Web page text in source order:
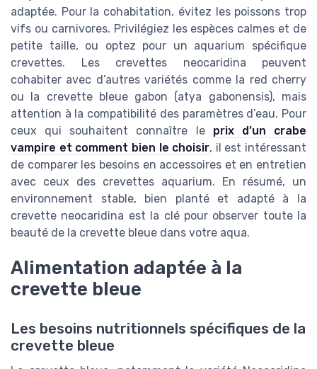
adaptée. Pour la cohabitation, évitez les poissons trop
vifs ou carnivores. Privilégiez les espèces calmes et de
petite taille, ou optez pour un aquarium spécifique
crevettes. Les crevettes neocaridina peuvent
cohabiter avec d’autres variétés comme la red cherry
ou la crevette bleue gabon (atya gabonensis), mais
attention à la compatibilité des paramètres d’eau. Pour
ceux qui souhaitent connaître le prix d’un crabe
vampire et comment bien le choisir, il est intéressant
de comparer les besoins en accessoires et en entretien
avec ceux des crevettes aquarium. En résumé, un
environnement stable, bien planté et adapté à la
crevette neocaridina est la clé pour observer toute la
beauté de la crevette bleue dans votre aqua.
Alimentation adaptée à la
crevette bleue
Les besoins nutritionnels spécifiques de la
crevette bleue